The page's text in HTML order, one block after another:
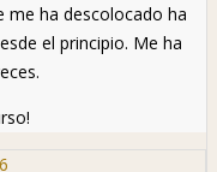
me ha descolocado ha
el principio. Me ha